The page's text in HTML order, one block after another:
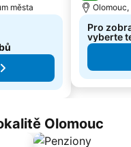
města
Pro
vyberte
Olomouc